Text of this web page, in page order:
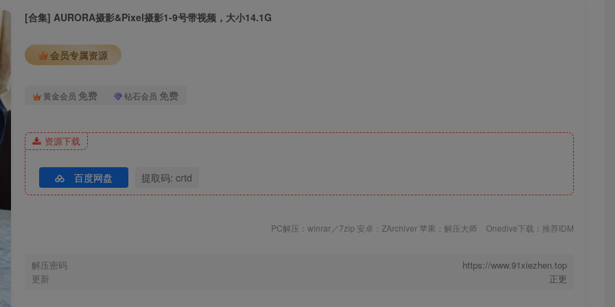
[合集] AURORA摄影&Pixel摄影1-9号带视频，大小14.1G
会员专属资源
黄金会员 免费 钻石会员 免费
资源下载
百度网盘 提取码: crtd
PC解压：winrar／7zip 安卓：ZArchiver 苹果：解压大师 Onedive下载：推荐IDM
解压密码
https://www.91xiezhen.top
更新
正更